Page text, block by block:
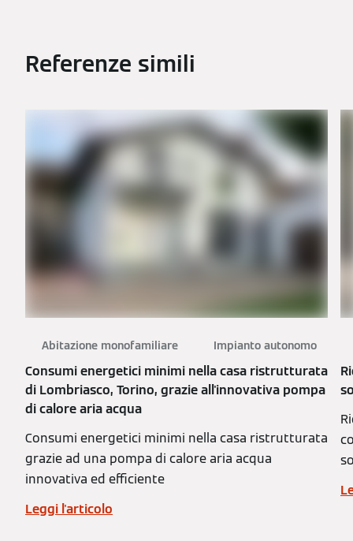
Referenze simili
Abitazione monofamiliare Impianto autonomo
Consumi energetici minimi nella casa ristrutturata
di Lombriasco, Torino, grazie all'innovativa pompa
di calore aria acqua
Consumi energetici minimi nella casa ristrutturata
grazie ad una pompa di calore aria acqua
innovativa ed efficiente
Leggi l'articolo